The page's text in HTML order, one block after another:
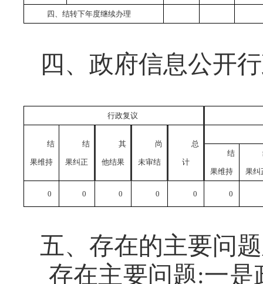
四、结转下年度继续办理
四、政府信息公开
行政复议
结
果维持
结
果纠正
其
他结果
尚
未审结
总
计
结
果维持 果纠
0 0 0 0 0 0
五、 存在的主要问
存在主要问题:一是